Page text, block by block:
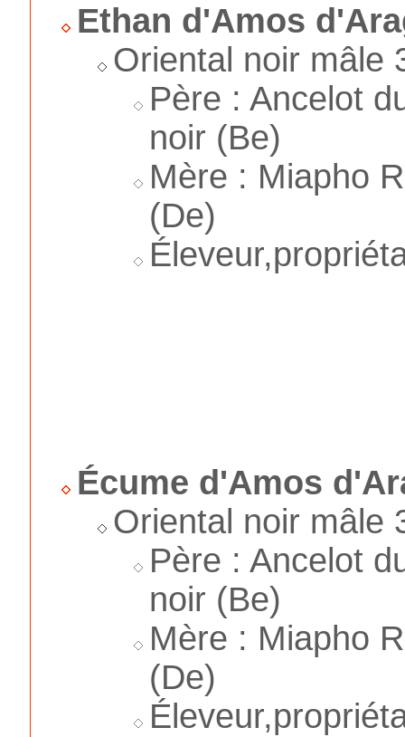
Ethan d'Amos
Oriental noir mâle
Père : Ancelot
noir (Be)
Mère : Miapho
(De)
Écume d'Amos
Oriental noir mâle
Père : Ancelot
noir (Be)
Mère : Miapho
(De)